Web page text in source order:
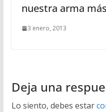
nuestra arma
3 enero, 2013
Deja una
Lo siento, debes estar